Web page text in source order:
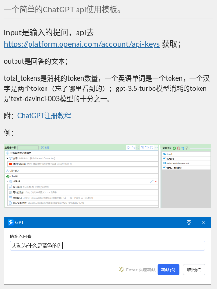
一个简单的ChatGPT api使用模板。
input是输入的提问， api去
https://platform.openai.com/account/api-keys 获取；
output是回答的文本；
total_tokens是消耗的token数量，一个英语单词是一个token，一个汉
字是两个token（忘了哪里看到的）；gpt-3.5-turbo模型消耗的token
是text-davinci-003模型的十分之一。
附： ChatGPT注册教程
例：